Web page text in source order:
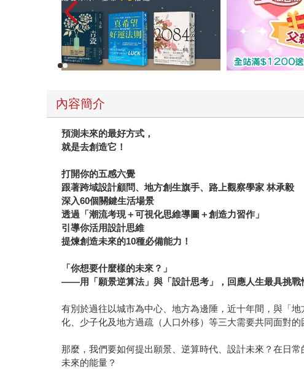
內容簡介
預測未來的最好方式，
就是去創造它！
打開你的五感六覺
跟著跨域設計顧問、地方創生旗手、路上觀察學家 林承毅
深入60個關鍵生活場景
透過「潮流考現＋可視化思維導圖＋創造力習作」
引導你活用設計思維
提煉創造未來的10種必備能力！
「你想要什麼樣的未來？」
——用「願景逆算法」與「設計思考」，回應人生最具挑戰
有別於過往以城市為中心、地方為邊陲，近十年間，與「
化、少子化及地方過疏（人口外移）等三大需要共同面對
那麼，我們要如何提出願景、逆算時代、設計未來？在日
未來的能量？